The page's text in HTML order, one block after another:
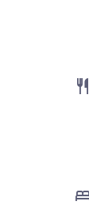
restaurant